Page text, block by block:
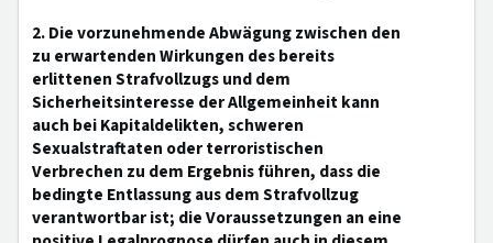
2. Die vorzunehmende Abwägung zwischen den
zu erwartenden Wirkungen des bereits
erlittenen Strafvollzugs und dem
Sicherheitsinteresse der Allgemeinheit kann
auch bei Kapitaldelikten, schweren
Sexualstraftaten oder terroristischen
Verbrechen zu dem Ergebnis führen, dass die
bedingte Entlassung aus dem Strafvollzug
verantwortbar ist; die Voraussetzungen an eine